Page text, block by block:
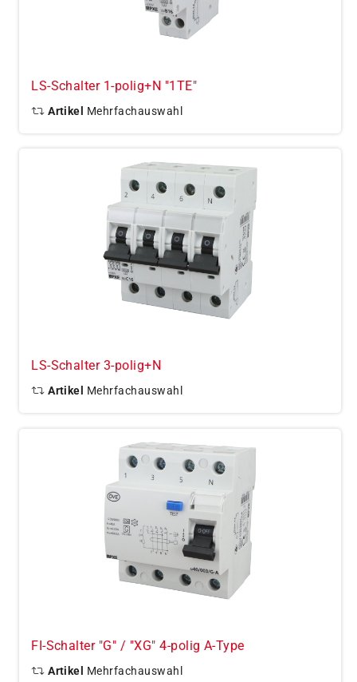
LS-Schalter 1-polig+N "1TE"
Artikel Mehrfachauswahl
LS-Schalter 3-polig+N
Artikel Mehrfachauswahl
FI-Schalter "G" / "XG" 4-polig A-Type
Artikel Mehrfachauswahl